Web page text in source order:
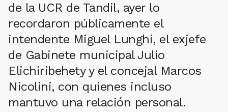
de la UCR de Tandil, ayer lo
recordaron públicamente el
intendente Miguel Lunghi, el exjefe
de Gabinete municipal Julio
Elichiribehety y el concejal Marcos
Nicolini, con quienes incluso
mantuvo una relación personal.